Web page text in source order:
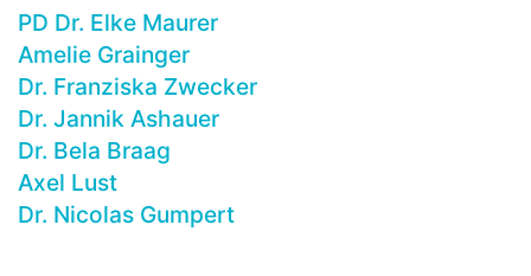
PD Dr. Elke Maurer
Amelie Grainger
Dr. Franziska Zwecker
Dr. Jannik Ashauer
Dr. Bela Braag
Axel Lust
Dr. Nicolas Gumpert